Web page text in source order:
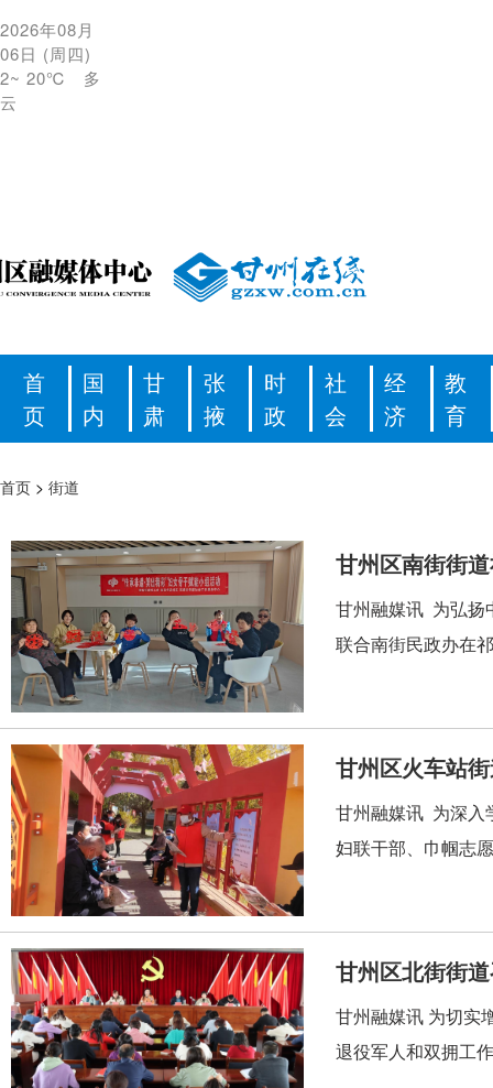
2026年08月
06日 (周四)
2~ 20℃
多
云
首
页
国
内
甘
肃
张
掖
时
政
社
会
经
济
教
育
首页 > 街道
甘州区南街街
甘州融媒讯 为弘扬
联合南街民政办在
甘州区火车站
甘州融媒讯 为深入
妇联干部、巾帼志
甘州区北街街
甘州融媒讯 为切实增强做好退役军人事务和双拥工作的责任感和紧迫感，准确把握新时代退役军人工作职责，以更高站位抓好
退役军人和双拥工